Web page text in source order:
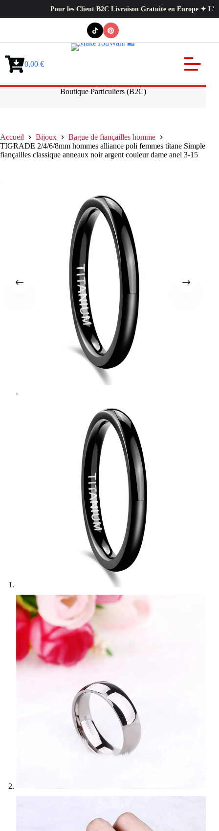
Pour les Client B2C Livraison Gratuite en Europe ✦
Panier0,00 €
Boutique Particuliers (B2C)
Accueil Bijoux
Bague de fiançailles homme
TIGRADE 2/4/6/8mm hommes alliance poli femmes titane Simple
fiançailles classique anneaux noir argent couleur dame anel 3-15